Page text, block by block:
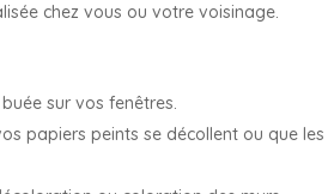
chez vous ou votre voisinage.
sur vos fenêtres.
papiers peints se décollent ou que les